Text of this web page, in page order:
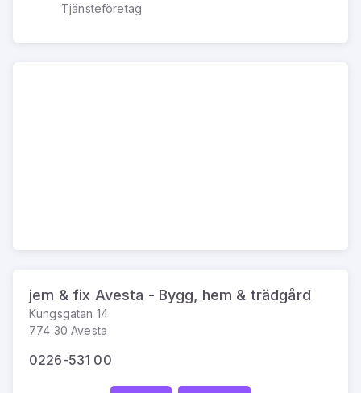
Tjänsteföretag
jem & fix Avesta - Bygg, hem & trädgård
Kungsgatan 14
774 30 Avesta
0226-531 00